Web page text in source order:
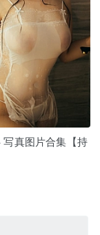
写真图片合集【持